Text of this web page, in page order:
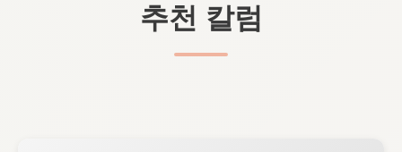
추천 칼럼